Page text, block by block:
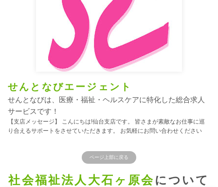
せんとなびエージェント
せんとなびは、医療・福祉・ヘルスケアに特化した総合求人
サービスです！
【支店メッセージ】 こんにちは!仙台支店です。 皆さまが素敵なお仕事に巡
り合えるサポートをさせていただきます。 お気軽にお問い合わせください
ページ上部に戻る
社会福祉法人大石ヶ原会について